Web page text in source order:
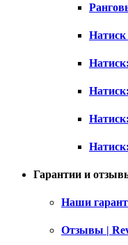
Натиск
Гарантии и
Наши
Отзывы |